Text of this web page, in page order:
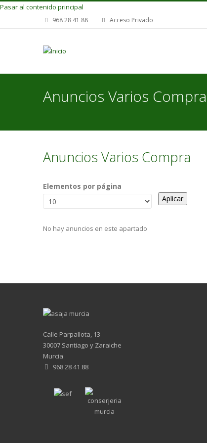
Pasar al contenido principal
968 28 41 88 Acceso Privado
Anuncios Varios Compra
Anuncios Varios Compra
Elementos por página
No hay anuncios en este apartado
Calle Parpallota, 13
30007 Santiago y Zaraiche
Murcia
968 28 41 88